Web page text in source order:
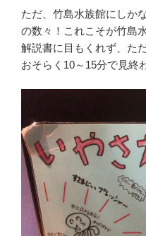
ただ、竹島水族館にしか
の数々！これこそが竹島
解説書に目もくれず、た
おそらく10～15分で見終